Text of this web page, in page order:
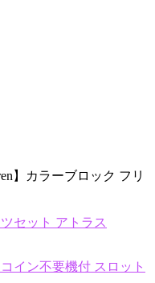
】カラーブロック フリ
セット アトラス
イン不要機付 スロット